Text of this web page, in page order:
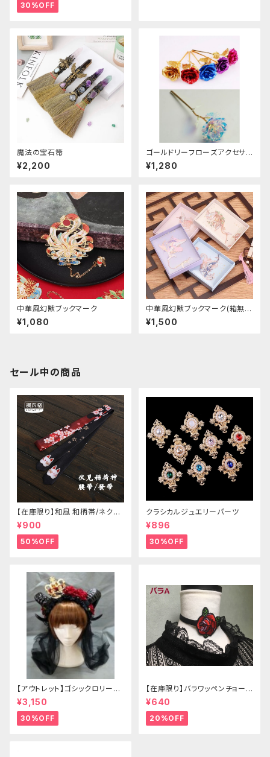
30%OFF
魔法の宝石箒
¥2,200
ゴールドリーフローズアクセサリ
ー
¥1,280
中華風幻獣ブックマーク
¥1,080
中華風幻獣ブックマーク(箱無
し)
¥1,500
セール中の商品
【在庫限り】和風 和柄帯/ネクタ
イ/リボン（狐面/金魚
¥900
50%OFF
クラシカルジュエリーパーツ
¥896
30%OFF
【アウトレット】ゴシックロリータ
ゴールドクラウン＆ホーン(ヴェ
ール付き)
¥3,150
30%OFF
【在庫限り】バラワッペンチョーカ
ー
¥640
20%OFF